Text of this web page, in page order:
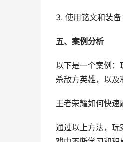
3. 使用铭文和装
五、案例分析
以下是一个案例
杀敌方英雄，以及
王者荣耀如何快速
通过以上方法，玩